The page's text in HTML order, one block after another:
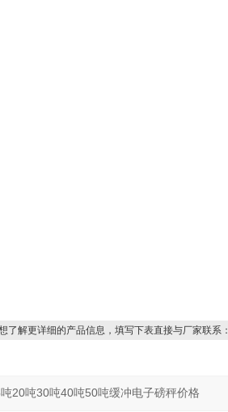
了解更详细的产品信息，填写下表直接与厂家联系：